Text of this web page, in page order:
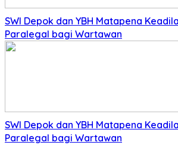
SWI Depok dan YBH Matapena
Paralegal bagi Wartawan
SWI Depok dan YBH Matapena
Paralegal bagi Wartawan